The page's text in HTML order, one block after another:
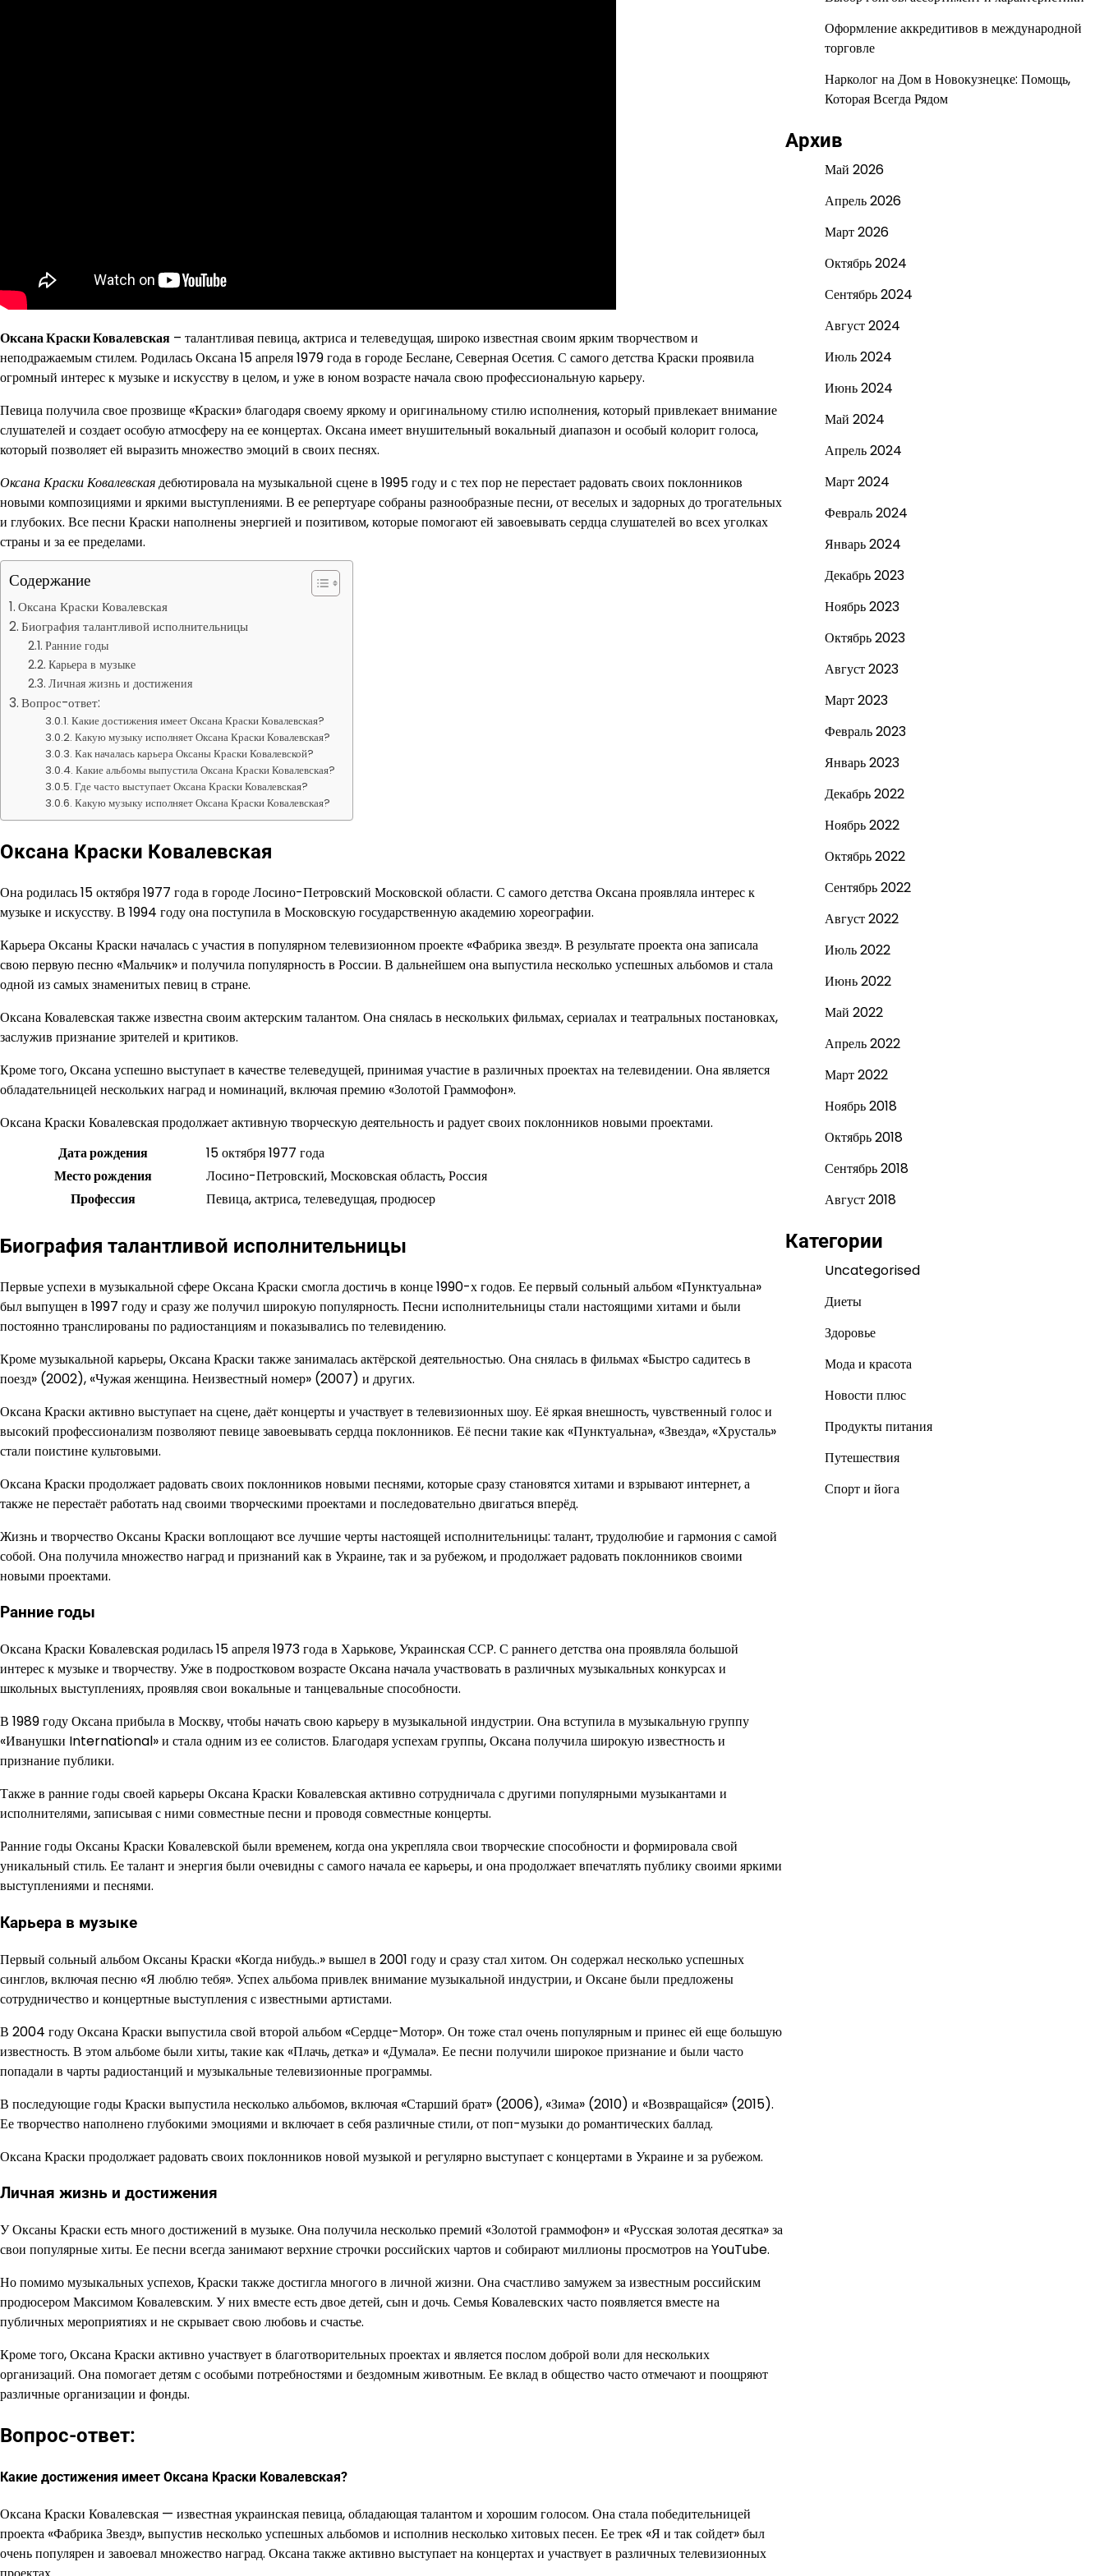
Оксана Краски Ковалевская – талантливая певица, актриса и телеведущая, широко известная своим ярким творчеством и
неподражаемым стилем. Родилась Оксана 15 апреля 1979 года в городе Беслане, Северная Осетия. С самого детства Краски проявила
огромный интерес к музыке и искусству в целом, и уже в юном возрасте начала свою профессиональную карьеру.
Певица получила свое прозвище «Краски» благодаря своему яркому и оригинальному стилю исполнения, который привлекает внимание
слушателей и создает особую атмосферу на ее концертах. Оксана имеет внушительный вокальный диапазон и особый колорит голоса,
который позволяет ей выразить множество эмоций в своих песнях.
Оксана Краски Ковалевскаядебютировала на музыкальной сцене в 1995 году и с тех пор не перестает радовать своих поклонников
новыми композициями и яркими выступлениями. В ее репертуаре собраны разнообразные песни, от веселых и задорных до трогательных
и глубоких. Все песни Краски наполнены энергией и позитивом, которые помогают ей завоевывать сердца слушателей во всех уголках
страны и за ее пределами.
Содержание
Оксана Краски Ковалевская
Биография талантливой исполнительницы
Ранние годы
Карьера в музыке
Личная жизнь и достижения
Вопрос-ответ:
Какие достижения имеет Оксана Краски Ковалевская?
Какую музыку исполняет Оксана Краски Ковалевская?
Как началась карьера Оксаны Краски Ковалевской?
Какие альбомы выпустила Оксана Краски Ковалевская?
Где часто выступает Оксана Краски Ковалевская?
Какую музыку исполняет Оксана Краски Ковалевская?
Оксана Краски Ковалевская
Она родилась 15 октября 1977 года в городе Лосино-Петровский Московской области. С самого детства Оксана проявляла интерес к
музыке и искусству. В 1994 году она поступила в Московскую государственную академию хореографии.
Карьера Оксаны Краски началась с участия в популярном телевизионном проекте «Фабрика звезд». В результате проекта она записала
свою первую песню «Мальчик» и получила популярность в России. В дальнейшем она выпустила несколько успешных альбомов и стала
одной из самых знаменитых певиц в стране.
Оксана Ковалевская также известна своим актерским талантом. Она снялась в нескольких фильмах, сериалах и театральных постановках,
заслужив признание зрителей и критиков.
Кроме того, Оксана успешно выступает в качестве телеведущей, принимая участие в различных проектах на телевидении. Она является
обладательницей нескольких наград и номинаций, включая премию «Золотой Граммофон».
Оксана Краски Ковалевская продолжает активную творческую деятельность и радует своих поклонников новыми проектами.
Дата рождения
15 октября 1977 года
Место рождения
Лосино-Петровский, Московская область, Россия
Профессия
Певица, актриса, телеведущая, продюсер
Биография талантливой исполнительницы
Первые успехи в музыкальной сфере Оксана Краски смогла достичь в конце 1990-х годов. Ее первый сольный альбом «Пунктуальна»
был выпущен в 1997 году и сразу же получил широкую популярность. Песни исполнительницы стали настоящими хитами и были
постоянно транслированы по радиостанциям и показывались по телевидению.
Кроме музыкальной карьеры, Оксана Краски также занималась актёрской деятельностью. Она снялась в фильмах «Быстро садитесь в
поезд» (2002), «Чужая женщина. Неизвестный номер» (2007) и других.
Оксана Краски активно выступает на сцене, даёт концерты и участвует в телевизионных шоу. Её яркая внешность, чувственный голос и
высокий профессионализм позволяют певице завоевывать сердца поклонников. Её песни такие как «Пунктуальна», «Звезда», «Хрусталь»
стали поистине культовыми.
Оксана Краски продолжает радовать своих поклонников новыми песнями, которые сразу становятся хитами и взрывают интернет, а
также не перестаёт работать над своими творческими проектами и последовательно двигаться вперёд.
Жизнь и творчество Оксаны Краски воплощают все лучшие черты настоящей исполнительницы: талант, трудолюбие и гармония с самой
собой. Она получила множество наград и признаний как в Украине, так и за рубежом, и продолжает радовать поклонников своими
новыми проектами.
Ранние годы
Оксана Краски Ковалевская родилась 15 апреля 1973 года в Харькове, Украинская ССР. С раннего детства она проявляла большой
интерес к музыке и творчеству. Уже в подростковом возрасте Оксана начала участвовать в различных музыкальных конкурсах и
школьных выступлениях, проявляя свои вокальные и танцевальные способности.
В 1989 году Оксана прибыла в Москву, чтобы начать свою карьеру в музыкальной индустрии. Она вступила в музыкальную группу
«Иванушки International» и стала одним из ее солистов. Благодаря успехам группы, Оксана получила широкую известность и
признание публики.
Также в ранние годы своей карьеры Оксана Краски Ковалевская активно сотрудничала с другими популярными музыкантами и
исполнителями, записывая с ними совместные песни и проводя совместные концерты.
Ранние годы Оксаны Краски Ковалевской были временем, когда она укрепляла свои творческие способности и формировала свой
уникальный стиль. Ее талант и энергия были очевидны с самого начала ее карьеры, и она продолжает впечатлять публику своими яркими
выступлениями и песнями.
Карьера в музыке
Первый сольный альбом Оксаны Краски «Когда нибудь..» вышел в 2001 году и сразу стал хитом. Он содержал несколько успешных
синглов, включая песню «Я люблю тебя». Успех альбома привлек внимание музыкальной индустрии, и Оксане были предложены
сотрудничество и концертные выступления с известными артистами.
В 2004 году Оксана Краски выпустила свой второй альбом «Сердце-Мотор». Он тоже стал очень популярным и принес ей еще большую
известность. В этом альбоме были хиты, такие как «Плачь, детка» и «Думала». Ее песни получили широкое признание и были часто
попадали в чарты радиостанций и музыкальные телевизионные программы.
В последующие годы Краски выпустила несколько альбомов, включая «Старший брат» (2006), «Зима» (2010) и «Возвращайся» (2015).
Ее творчество наполнено глубокими эмоциями и включает в себя различные стили, от поп-музыки до романтических баллад.
Оксана Краски продолжает радовать своих поклонников новой музыкой и регулярно выступает с концертами в Украине и за рубежом.
Личная жизнь и достижения
У Оксаны Краски есть много достижений в музыке. Она получила несколько премий «Золотой граммофон» и «Русская золотая десятка» за
свои популярные хиты. Ее песни всегда занимают верхние строчки российских чартов и собирают миллионы просмотров на YouTube.
Но помимо музыкальных успехов, Краски также достигла многого в личной жизни. Она счастливо замужем за известным российским
продюсером Максимом Ковалевским. У них вместе есть двое детей, сын и дочь. Семья Ковалевских часто появляется вместе на
публичных мероприятиях и не скрывает свою любовь и счастье.
Кроме того, Оксана Краски активно участвует в благотворительных проектах и является послом доброй воли для нескольких
организаций. Она помогает детям с особыми потребностями и бездомным животным. Ее вклад в общество часто отмечают и поощряют
различные организации и фонды.
Вопрос-ответ:
Какие достижения имеет Оксана Краски Ковалевская?
Оксана Краски Ковалевская — известная украинская певица, обладающая талантом и хорошим голосом. Она стала победительницей
проекта «Фабрика Звезд», выпустив несколько успешных альбомов и исполнив несколько хитовых песен. Ее трек «Я и так сойдет» был
очень популярен и завоевал множество наград. Оксана также активно выступает на концертах и участвует в различных телевизионных
Оформление аккредитивов в международной
торговле
Нарколог на Дом в Новокузнецке: Помощь,
Которая Всегда Рядом
Архив
Май 2026
Апрель 2026
Март 2026
Октябрь 2024
Сентябрь 2024
Август 2024
Июль 2024
Июнь 2024
Май 2024
Апрель 2024
Март 2024
Февраль 2024
Январь 2024
Декабрь 2023
Ноябрь 2023
Октябрь 2023
Август 2023
Март 2023
Февраль 2023
Январь 2023
Декабрь 2022
Ноябрь 2022
Октябрь 2022
Сентябрь 2022
Август 2022
Июль 2022
Июнь 2022
Май 2022
Апрель 2022
Март 2022
Ноябрь 2018
Октябрь 2018
Сентябрь 2018
Август 2018
Категории
Uncategorised
Диеты
Здоровье
Мода и красота
Новости плюс
Продукты питания
Путешествия
Спорт и йога